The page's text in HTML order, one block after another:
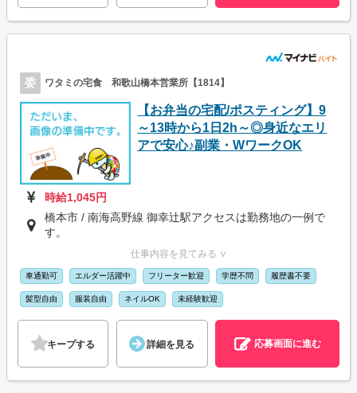
委 ワタミの宅食 和歌山橋本営業所【1814】
【お弁当の宅配/ポスティング】9
～13時から1日2h～◎身近なエリ
アで安心♪副業・WワークOK
時給1,045円
橋本市 / 南海高野線 御幸辻駅アクセスは勤務地の一例で
す。
仕事内容を見てみる ∨
車通勤可 エルダー活躍中 フリーター歓迎 学歴不問 履歴書不要
髪型自由 服装自由 ネイルOK 未経験歓迎
キープする 詳細を見る 応募画面に進む